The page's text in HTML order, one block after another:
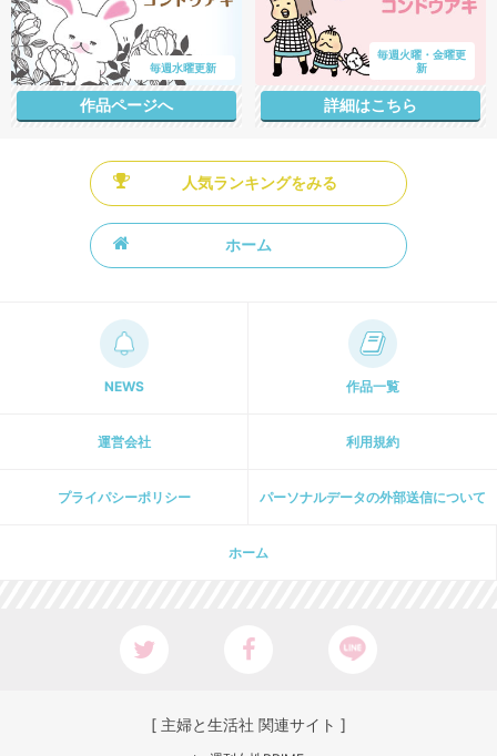
毎週水曜更新
作品ページへ
毎週火曜・金曜更
新
詳細はこちら
人気ランキングをみる
ホーム
NEWS 作品一覧
運営会社 利用規約
プライパシーポリシー パーソナルデータの外部送信について
ホーム
[ 主婦と生活社 関連サイト ]